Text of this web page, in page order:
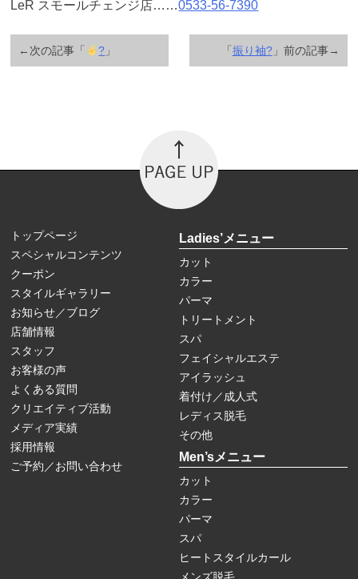
LeR スモールチェンジ店……0533-56-7390
「振り袖?」前の記事→
←次の記事「 ? 」
トップページ
スペシャルコンテンツ
クーポン
スタイルギャラリー
お知らせ／ブログ
店舗情報
スタッフ
お客様の声
よくある質問
クリエイティブ活動
メディア実績
採用情報
ご予約／お問い合わせ
Ladies’メニュー
カット
カラー
パーマ
トリートメント
スパ
フェイシャルエステ
アイラッシュ
着付け／成人式
レディス脱毛
その他
Men’sメニュー
カット
カラー
パーマ
スパ
ヒートスタイルカール